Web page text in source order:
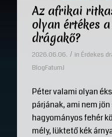
Az afrikai
olyan értékes
drágakő?
2026.06.06. / in Érdekes
BlogFatumJ
Péter valami olyan
párjának, ami nem
hagyományos fehér
mély, lüktető kék